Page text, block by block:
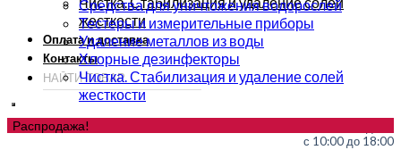
жесткости
Оплата и доставка
Контакты
с 10:00 до 18:00
Средства для уничтожения водорослей
Тестеры и измерительные приборы
Удаление металлов из воды
Хлорные дезинфекторы
Чистка. Стабилизация и удаление солей
жесткости
Распродажа!